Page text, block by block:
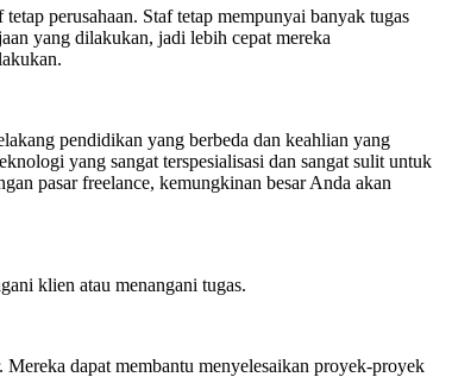
perusahaan. Staf tetap mempunyai banyak tugas
yang dilakukan, jadi lebih cepat mereka
pendidikan yang berbeda dan keahlian yang
yang sangat terspesialisasi dan sangat sulit untuk
pasar freelance, kemungkinan besar Anda akan
klien atau menangani tugas.
dapat membantu menyelesaikan proyek-proyek